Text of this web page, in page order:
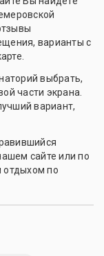
варианты с
выбрать,
части экрана.
вариант,
сайте или по
отдыхом по